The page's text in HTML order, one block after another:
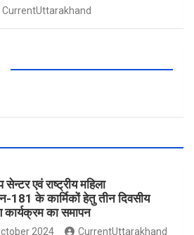
s
CurrentUttarakhand
सेन्टर एवं राष्ट्रीय महिला
181 के कार्मिकों हेतु तीन दिवसीय
कार्यक्रम का समापन
2024 CurrentUttarakhand